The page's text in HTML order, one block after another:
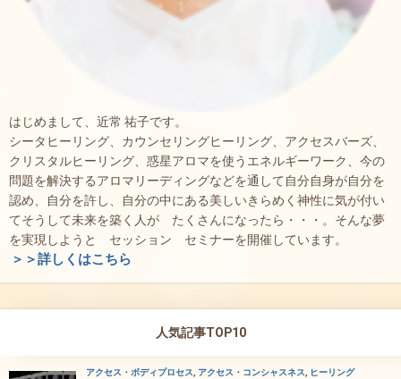
はじめまして、近常 祐子です。
シータヒーリング、カウンセリングヒーリング、アクセスバーズ、
クリスタルヒーリング、惑星アロマを使うエネルギーワーク、今の
問題を解決するアロマリーディングなどを通して自分自身が自分を
認め、自分を許し、自分の中にある美しいきらめく神性に気が付い
てそうして未来を築く人が たくさんになったら・・・。そんな夢
を実現しようと セッション セミナーを開催しています。
＞＞詳しくはこちら
人気記事TOP10